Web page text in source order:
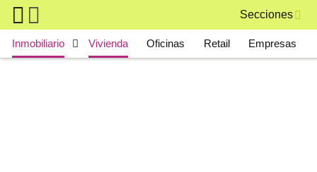
Skip to main content
Secciones
Main navigation
Inmobiliario Vivienda Oficinas Retail Empresas